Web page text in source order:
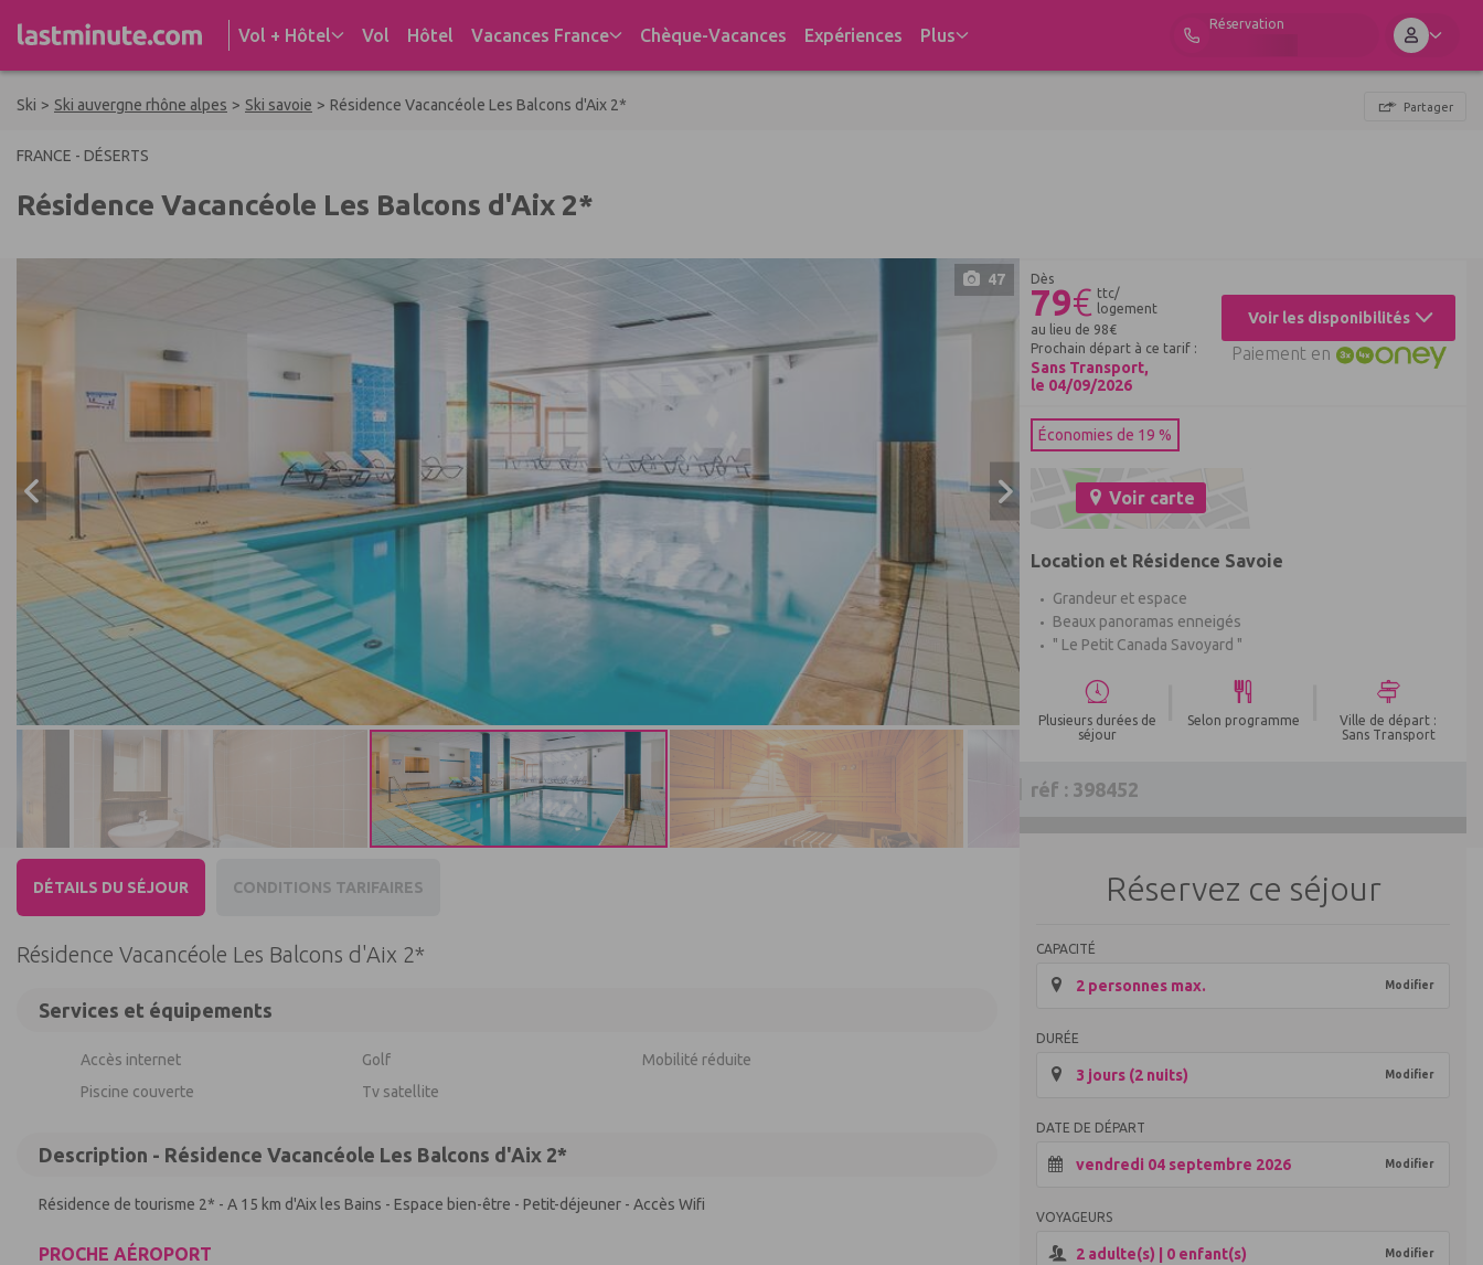
Vol + Hôtel Vol Hôtel Vacances France Chèque-Vacances Expériences Plus
Réservation
Ski > Ski auvergne rhône alpes > Ski savoie > Résidence Vacancéole Les Balcons d'Aix 2*
FRANCE - DÉSERTS
Résidence Vacancéole Les Balcons d'Aix 2*
Partager
47 Dès
79€ ttc/
logement
au lieu de 98€
Prochain départ à ce tarif :
Sans Transport,
le 04/09/2026
Voir les disponibilités
Paiement en
Économies de 19 %
Voir carte
Location et Résidence Savoie
Grandeur et espace
Beaux panoramas enneigés
" Le Petit Canada Savoyard "
Plusieurs durées de
séjour
Selon programme
Ville de départ :
Sans Transport
réf : 398452
DÉTAILS DU SÉJOUR CONDITIONS TARIFAIRES
Résidence Vacancéole Les Balcons d'Aix 2*
Services et équipements
Accès internet Golf
Mobilité réduite
Piscine couverte
Tv satellite
Description - Résidence Vacancéole Les Balcons d'Aix 2*
Résidence de tourisme 2* - A 15 km d'Aix les Bains - Espace bien-être - Petit-déjeuner - Accès Wifi
PROCHE AÉROPORT
Réservez ce séjour
CAPACITÉ
2 personnes max. Modifier
DURÉE
3 jours (2 nuits) Modifier
DATE DE DÉPART
vendredi 04 septembre 2026 Modifier
VOYAGEURS
2 adulte(s) | 0 enfant(s) Modifier